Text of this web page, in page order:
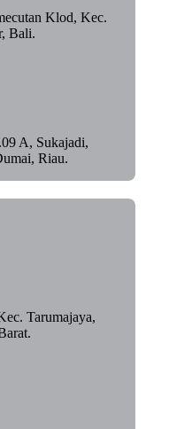
Klod, Kec.
Bali.
A, Sukajadi,
Riau.
Tarumajaya,